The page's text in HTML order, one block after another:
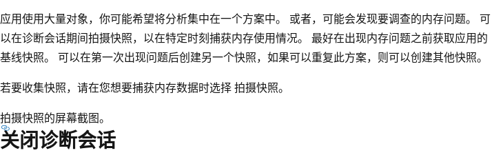
应用使用大量对象，你可能希望将分析集中在一个方案中。 或者，可能会发现要调查的内存问题。 可
以在诊断会话期间拍摄快照，以在特定时刻捕获内存使用情况。 最好在出现内存问题之前获取应用的
基线快照。 可以在第一次出现问题后创建另一个快照，如果可以重复此方案，则可以创建其他快照。
若要收集快照，请在您想要捕获内存数据时选择 拍摄快照。
拍摄快照的屏幕截图。
关闭诊断会话